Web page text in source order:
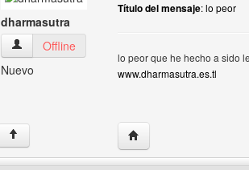
dharmasutra
dharmasutra Ver perfil del usuario
Offline
Nuevo
Título del mensaje: lo peor
lo peor que he hecho a sido
www.dharmasutra.es.tl
↑ Visitar sitio web del